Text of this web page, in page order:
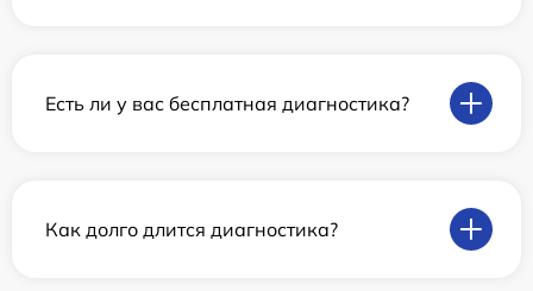
Есть ли у вас бесплатная диагностика?
Как долго длится диагностика?